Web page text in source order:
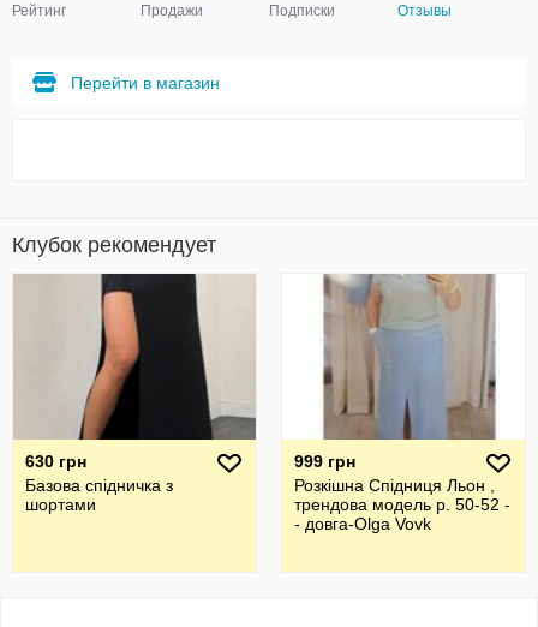
Рейтинг Продажи Подписки Отзывы
Перейти в магазин
Клубок рекомендует
630 грн
Базова спідничка з
шортами
999 грн
Розкішна Спідниця Льон ,
трендова модель р. 50-52 -
- довга-Olga Vovk